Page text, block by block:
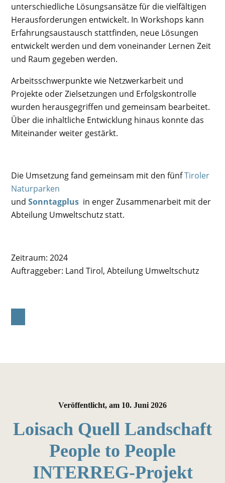
unterschiedliche Lösungsansätze für die vielfältigen
Herausforderungen entwickelt. In Workshops kann
Erfahrungsaustausch stattfinden, neue Lösungen
entwickelt werden und dem voneinander Lernen Zeit
und Raum gegeben werden.
Arbeitsschwerpunkte wie Netzwerkarbeit und
Projekte oder Zielsetzungen und Erfolgskontrolle
wurden herausgegriffen und gemeinsam bearbeitet.
Über die inhaltliche Entwicklung hinaus konnte das
Miteinander weiter gestärkt.
Die Umsetzung fand gemeinsam mit den fünfTiroler
Naturparken
undSonntagplus in enger Zusammenarbeit mit der
Abteilung Umweltschutz statt.
Zeitraum:2024
Auftraggeber: Land Tirol, Abteilung Umweltschutz
Veröffentlicht, am 10. Juni 2026
Loisach Quell Landschaft
People to People
INTERREG-Projekt